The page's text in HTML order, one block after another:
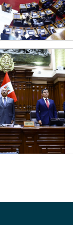
la congresista
Chuco, con el
de oxígeno que
esta planta,